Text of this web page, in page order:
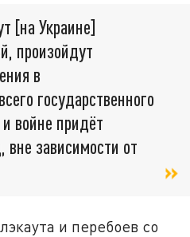
[на Украине]
произойдут
в
государственного
войне придёт
вне зависимости от
и перебоев со